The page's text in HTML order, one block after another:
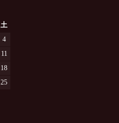
土
4
11
18
25